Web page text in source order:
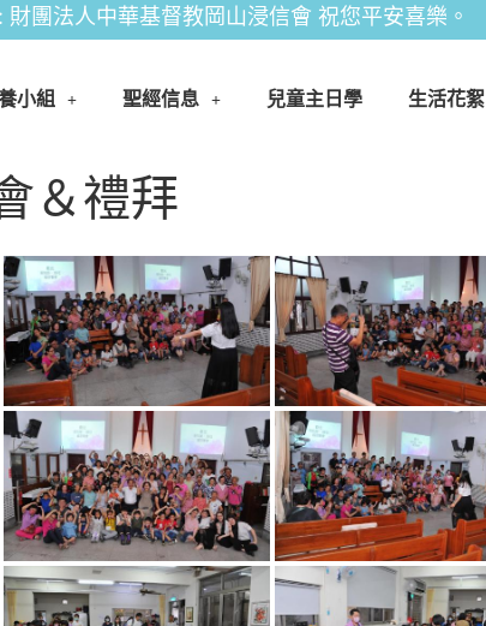
人中華基督教岡山浸信會 祝您平安喜樂。
小組 聖經信息 兒童主日學 生活花絮
＆禮拜